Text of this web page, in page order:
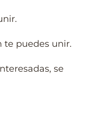
te puedes unir.
se